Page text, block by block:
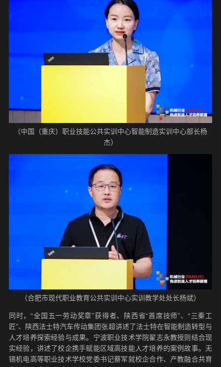
（中国（重庆）职业技能公共实训中心智能制造实训中心部长杨
杰）
（合肥市现代职业教育公共实训中心实训教学处处长杨斌）
同时，“全国五一劳动奖章”获得者、陕西省“首席技师”、“三秦工
匠”、陕西法士特汽车传动集团张超讲述了法士特在智能制造转型与
人才培养探索经验与成果。宁波职业技术学院翟志永教授则结合现
实经验，讲述了校企携手赋能区域高技能人才培养的案例故事。无
锡机电高等职业技术学校党委书记蔡军就校企合作、产教融合共育